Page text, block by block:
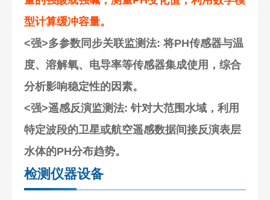
型计算缓冲容量。
<强>多参数同步关联监测法: 将PH传感器与温
度、溶解氧、电导率等传感器集成使用，综合
分析影响稳定性的因素。
<强>遥感反演监测法: 针对大范围水域，利用
特定波段的卫星或航空遥感数据间接反演表层
水体的PH分布趋势。
检测仪器设备